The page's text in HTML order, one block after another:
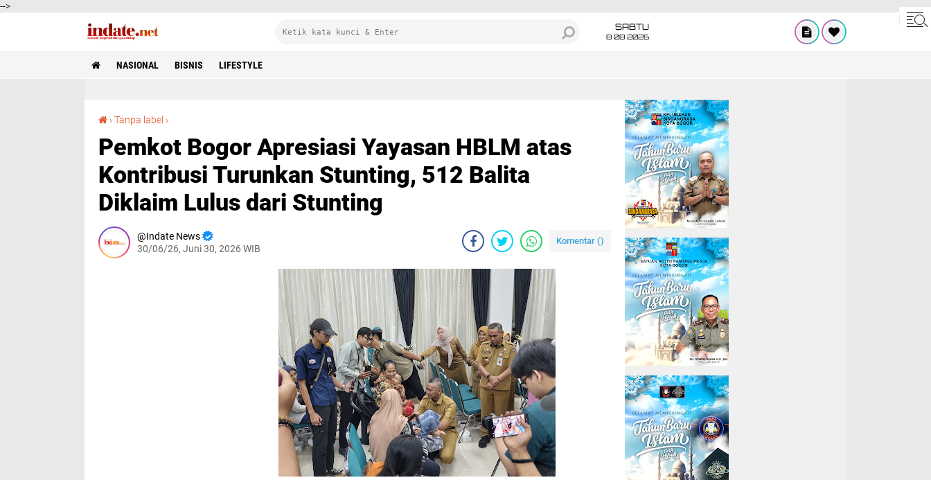
-->
SABTU
8 08 2026
NASIONAL BISNIS LIFESTYLE
›Tanpa label ›
Pemkot Bogor Apresiasi Yayasan HBLM atas
Kontribusi Turunkan Stunting, 512 Balita
Diklaim Lulus dari Stunting
Indate News
30/06/26, Juni 30, 2026 WIB
Komentar ()